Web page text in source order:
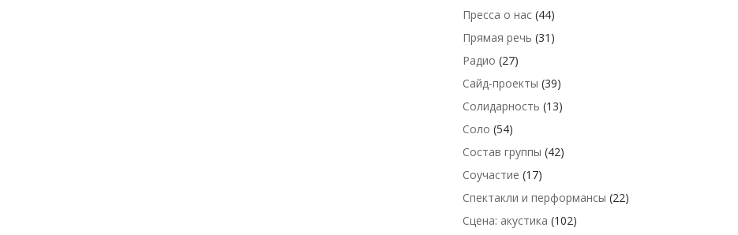
Пресса о нас (44)
Прямая речь (31)
Радио (27)
Сайд-проекты (39)
Солидарность (13)
Соло (54)
Состав группы (42)
Соучастие (17)
Спектакли и перформансы (22)
Сцена: акустика (102)